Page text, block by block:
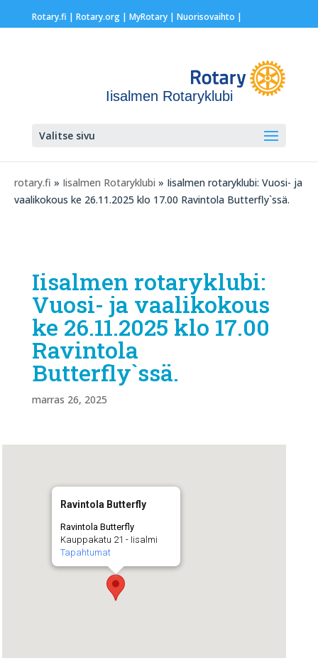
Rotary.fi | Rotary.org| MyRotary | Nuorisovaihto |
Iisalmen Rotaryklubi
Valitse sivu
rotary.fi » Iisalmen Rotaryklubi » Iisalmen rotaryklubi: Vuosi- ja
vaalikokous ke 26.11.2025 klo 17.00 Ravintola Butterfly`ssä.
Iisalmen rotaryklubi:
Vuosi- ja vaalikokous
ke 26.11.2025 klo 17.00
Ravintola
Butterfly`ssä.
marras 26, 2025
Ravintola Butterfly
Ravintola Butterfly
Kauppakatu 21 - Iisalmi
Tapahtumat